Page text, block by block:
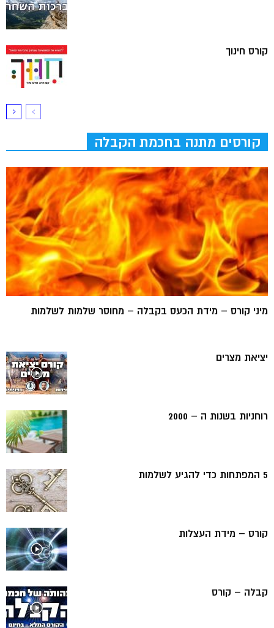
קורס חינוך
קורסים מתנה בחכמת הקבלה
מיני קורס – מידת הכעס בקבלה – מחוסר שלמות לשלמות
יציאת מצרים
רוחניות בשנות ה – 2000
5 המפתחות כדי להגיע לשלמות
קורס – מידת העצלות
קבלה – קורס